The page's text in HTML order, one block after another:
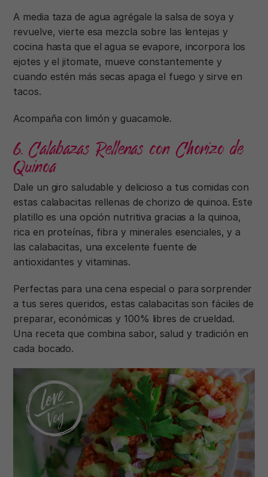
A media taza de agua agrégale la salsa de soya y
revuelve, vierte esa mezcla sobre las lentejas y
cocina hasta que el agua se evapore, incorpora los
ejotes y el jitomate, mueve constantemente y
cuando estén más secas apaga el fuego y sirve en
tacos.
Acompaña con limón y guacamole.
6. Calabazas Rellenas con Chorizo de
Quinoa
Dale un giro saludable y delicioso a tus comidas con
estas calabacitas rellenas de chorizo de quinoa. Este
platillo es una opción nutritiva gracias a la quinoa,
rica en proteínas, fibra y minerales esenciales, y a
las calabacitas, una excelente fuente de
antioxidantes y vitaminas.
Perfectas para una cena especial o para sorprender
a tus seres queridos, estas calabacitas son fáciles de
preparar, económicas y 100% libres de crueldad.
Una receta que combina sabor, salud y tradición en
cada bocado.